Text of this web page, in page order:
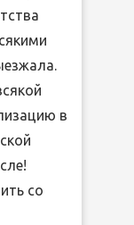
в
со